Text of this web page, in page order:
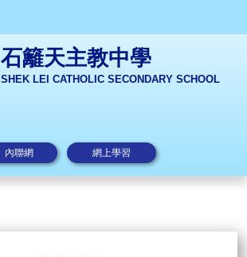
石籬天主教中學
SHEK LEI CATHOLIC SECONDARY SCHOOL
內聯網 網上學習